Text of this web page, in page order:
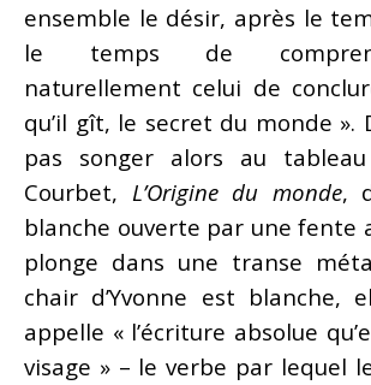
ensemble le désir, après le
le temps de
naturellement celui de
qu’il gît, le secret du monde ».
pas songer alors au
Courbet, L’Origine du monde,
blanche ouverte par une fente
plonge dans une transe
chair d’Yvonne est blanche,
appelle « l’écriture absolue
visage » – le verbe par lequel